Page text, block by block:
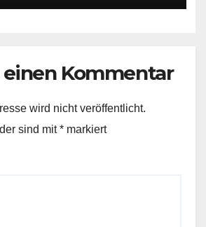
Kommentar
wird nicht veröffentlicht.
sind mit* markiert